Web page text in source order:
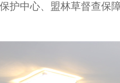
护中心、盟林草督查